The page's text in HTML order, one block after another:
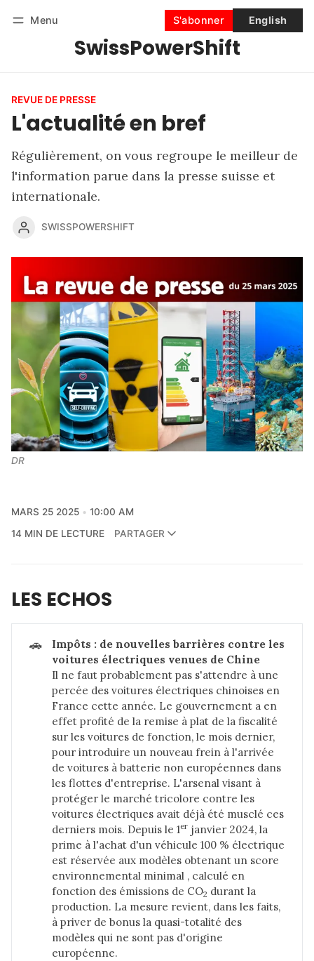
Menu
SwissPowerShift
S'abonner English
Se connecter S'abonner
REVUE DE PRESSE
L'actualité en bref
Régulièrement, on vous regroupe le meilleur de
l'information parue dans la presse suisse et
internationale.
SWISSPOWERSHIFT
DR
MARS 25 2025
10:00 AM
14 MIN DE LECTURE
PARTAGER
LES ECHOS
🚗
Impôts : de nouvelles barrières contre les
voitures électriques venues de Chine
Il ne faut probablement pas s'attendre à une
percée des voitures électriques chinoises en
France cette année. Le gouvernement a en
effet profité de la remise à plat de la fiscalité
sur les voitures de fonction, le mois dernier,
pour introduire un nouveau frein à l'arrivée
de voitures à batterie non européennes dans
les flottes d'entreprise. L'arsenal visant à
protéger le marché tricolore contre les
voitures électriques avait déjà été musclé ces
derniers mois. Depuis le 1er janvier 2024, la
prime à l'achat d'un véhicule 100 % électrique
est réservée aux modèles obtenant un score
environnemental minimal , calculé en
fonction des émissions de CO2 durant la
production. La mesure revient, dans les faits,
à priver de bonus la quasi-totalité des
modèles qui ne sont pas d'origine
européenne.